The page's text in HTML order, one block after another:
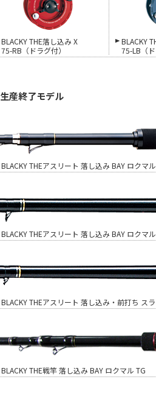
BLACKY THE落し込み X
75-RB（ドラグ付）
BLACKY
75-LB（
生産終了モデル
BLACKY THEアスリート 落し込み BAY ロクマ
BLACKY THEアスリート 落し込み BAY ロクマル
BLACKY THEアスリート 落し込み・前打ち ス
BLACKY THE戦竿 落し込み BAY ロクマル TG